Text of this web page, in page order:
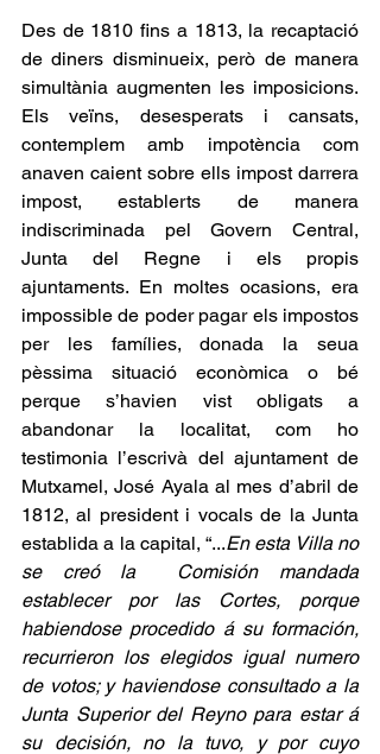
Des de 1810 fins a 1813, la recaptació
de diners disminueix, però de manera
simultània augmenten les imposicions.
Els veïns, desesperats i cansats,
contemplem amb impotència com
anaven caient sobre ells impost darrera
impost, establerts de manera
indiscriminada pel Govern Central,
Junta del Regne i els propis
ajuntaments. En moltes ocasions, era
impossible de poder pagar els impostos
per les famílies, donada la seua
pèssima situació econòmica o bé
perque s’havien vist obligats a
abandonar la localitat, com ho
testimonia l’escrivà del ajuntament de
Mutxamel, José Ayala al mes d’abril de
1812, al president i vocals de la Junta
establida a la capital, “...En esta Villa no
se creó la  Comisión mandada
establecer por las Cortes, porque
habiendose procedido á su formación,
recurrieron los elegidos igual numero
de votos; y haviendose consultado a la
Junta Superior del Reyno para estar á
su decisión, no la tuvo, y por cuyo